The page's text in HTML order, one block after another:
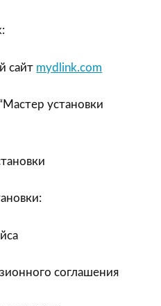
сайт mydlink.com
установки
соглашения